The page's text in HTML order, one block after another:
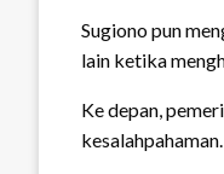
Sugiono pun
lain ketika
Ke depan,
kesalahpahaman.